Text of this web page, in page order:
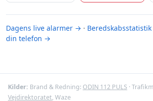
Dagens live alarmer → ·
din telefon →
Kilder: Brand & Redning: ODIN 112 PULS ·
Vejdirektoratet, Waze